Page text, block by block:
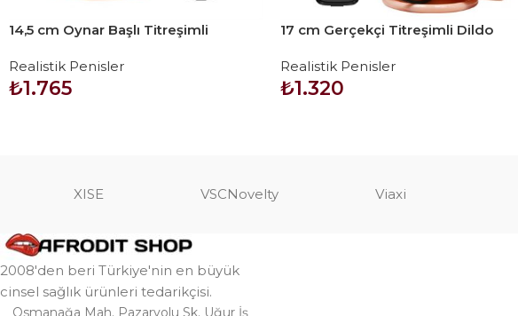
14,5 cm Oynar Başlı Titreşimli
Realistik Penisler
₺1.765
17 cm Gerçekçi Titreşimli Dildo
Realistik Penisler
₺1.320
XISE VSCNovelty Viaxi
2008'den beri Türkiye'nin en büyük
cinsel sağlık ürünleri tedarikçisi.
Osmanağa Mah. Pazaryolu Sk. Uğur İş